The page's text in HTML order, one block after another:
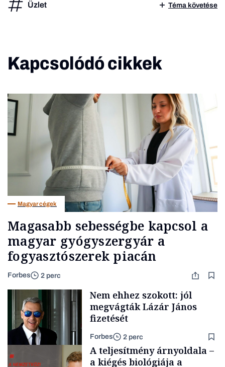
Üzlet Téma követése
Kapcsolódó cikkek
Magyar cégek
Magasabb sebességbe kapcsol a
magyar gyógyszergyár a
fogyasztószerek piacán
Forbes 2 perc
Nem ehhez szokott: jól
megvágták Lázár János
fizetését
Forbes 2 perc
A teljesítmény árnyoldala –
a kiégés biológiája a